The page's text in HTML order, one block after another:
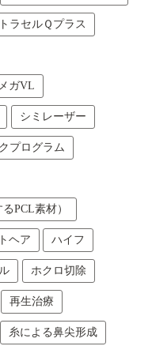
ラセルＱプラス
ガVL
シミレーザー
プログラム
PCL素材）
ヘア ハイフ
ホクロ切除
再生治療
糸による鼻尖形成